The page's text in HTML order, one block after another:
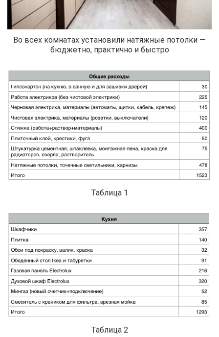
Во всех комнатах установили натяжные потолки —
бюджетно, практично и быстро
Таблица 1
Таблица 2